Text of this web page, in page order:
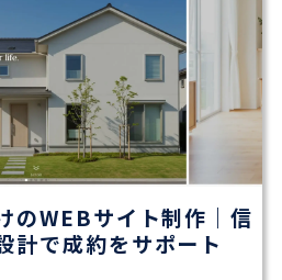
のWEBサイト制作｜信
計で成約をサポート